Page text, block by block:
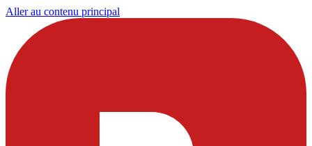
Aller au contenu principal